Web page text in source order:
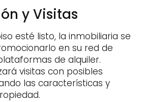
y Visitas
esté listo, la inmobiliaria se
en su red de
de alquiler.
visitas con posibles
las características y